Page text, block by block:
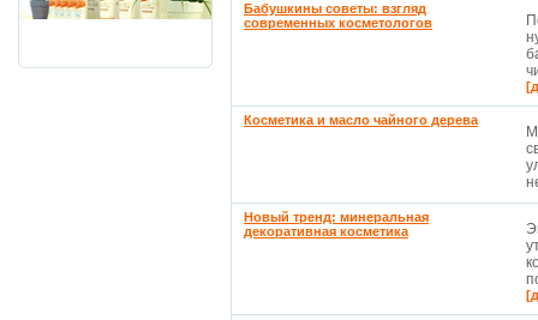
Бабушкины советы: взгляд
современных косметологов
Косметика и масло чайного дерева
Новый тренд: минеральная
декоративная косметика